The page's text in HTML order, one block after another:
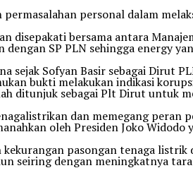
personal dalam
disepakati bersama antara
SP PLN sehingga energy
sejak Sofyan Basir sebagai Dirut
bukti melakukan indikasi
ditunjuk sebagai Plt Dirut untuk
dan memegang peran
oleh Presiden Joko Widodo
pasongan tenaga listrik
seiring dengan meningkatnya